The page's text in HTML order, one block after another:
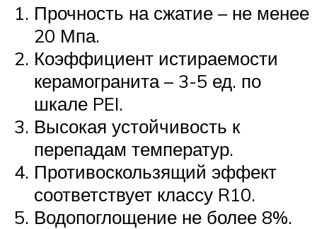
Прочность на сжатие – не менее
20 Мпа.
Коэффициент истираемости
керамогранита – 3-5 ед. по
шкале PEI.
Высокая устойчивость к
перепадам температур.
Противоскользящий эффект
соответствует классу R10.
Водопоглощение не более 8%.